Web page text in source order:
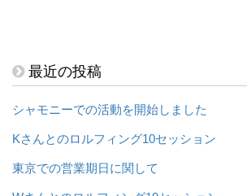
最近の投稿
シャモニーでの活動を開始しました
Kさんとのロルフィング10セッション
東京での営業期日に関して